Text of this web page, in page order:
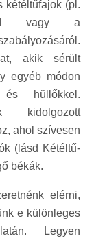
kétéltűfajok (pl.
vagy a
akik sérült
egyéb módon
és hüllőkkel.
kidolgozott
ahol szívesen
(lásd Kétéltű-
békák.
elérni,
e különleges
Legyen